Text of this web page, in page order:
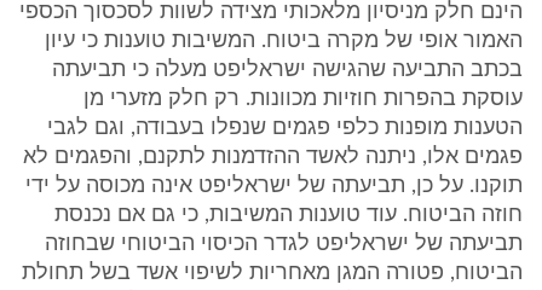
הינם חלק מניסיון מלאכותי מצידה לשוות לסכסוך הכספי
האמור אופי של מקרה ביטוח. המשיבות טוענות כי עיון
בכתב התביעה שהגישה ישראליפט מעלה כי תביעתה
עוסקת בהפרות חוזיות מכוונות. רק חלק מזערי מן
הטענות מופנות כלפי פגמים שנפלו בעבודה, וגם לגבי
פגמים אלו, ניתנה לאשד ההזדמנות לתקנם, והפגמים לא
תוקנו. על כן, תביעתה של ישראליפט אינה מכוסה על ידי
חוזה הביטוח. עוד טוענות המשיבות, כי גם אם נכנסת
תביעתה של ישראליפט לגדר הכיסוי הביטוחי שבחוזה
הביטוח, פטורה המגן מאחריות לשיפוי אשד בשל תחולת